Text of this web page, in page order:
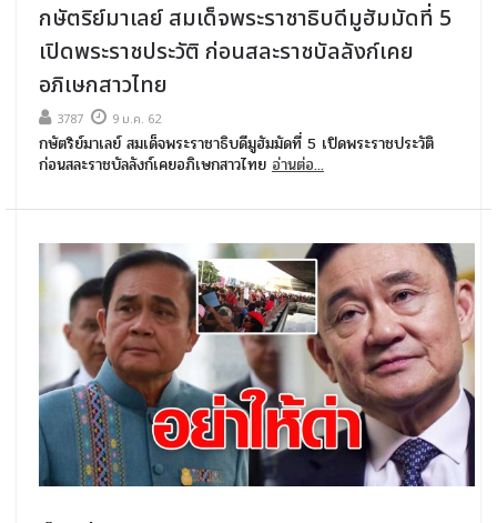
กษัตริย์มาเลย์ สมเด็จพระราชาธิบดีมูฮัมมัดที่ 5
เปิดพระราชประวัติ ก่อนสละราชบัลลังก์เคย
อภิเษกสาวไทย
3787 9 ม.ค. 62
กษัตริย์มาเลย์ สมเด็จพระราชาธิบดีมูฮัมมัดที่ 5 เปิดพระราชประวัติ
ก่อนสละราชบัลลังก์เคยอภิเษกสาวไทย อ่านต่อ...